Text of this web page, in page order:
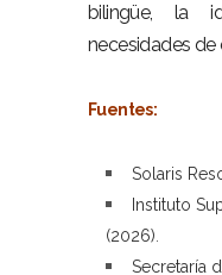
bilingüe, la
necesidades
Fuentes:
Solaris
Instituto
(2026).
Secretaría